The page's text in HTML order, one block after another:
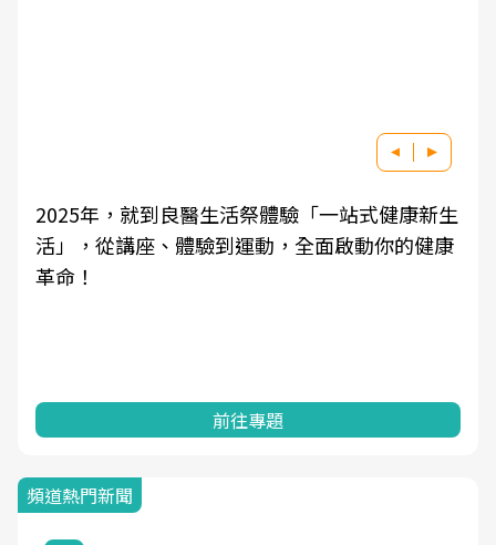
健康新生
的健康
良醫健康網從「換季的身體變化」出發，
學觀點與日常感受的對話，建立對亞健康
頻道熱門新聞